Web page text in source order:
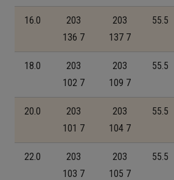
16.0
203
136 7
203
137 7
55.5
18.0
203
102 7
203
109 7
55.5
20.0
203
101 7
203
104 7
55.5
22.0
203
103 7
203
105 7
55.5